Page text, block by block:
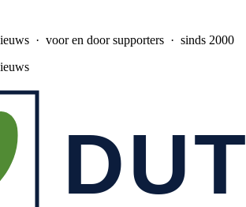
· voor en door supporters · sinds 2000